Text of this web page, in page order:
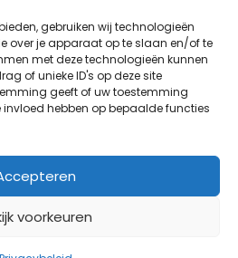
gebruiken wij technologieën
over je apparaat op te slaan en/of te
met deze technologieën kunnen
of unieke ID's op deze site
geeft of uw toestemming
invloed hebben op bepaalde functies
voorkeuren
F
a
c
b
o
o
k
Y
o
u
u
b
C
o
n
a